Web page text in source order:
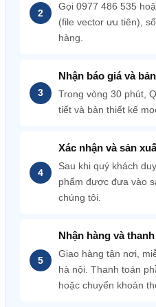
Gọi 0977 486 535
(file vector ưu tiên),
hàng.
Nhận báo giá và
Trong vòng 30 phút,
tiết và bản thiết kế
Xác nhận và sản
Sau khi quý khách
phẩm được đưa vào
chúng tôi.
Nhận hàng và
Giao hàng tận nơi,
hà nội. Thanh toán
hoặc chuyển khoản